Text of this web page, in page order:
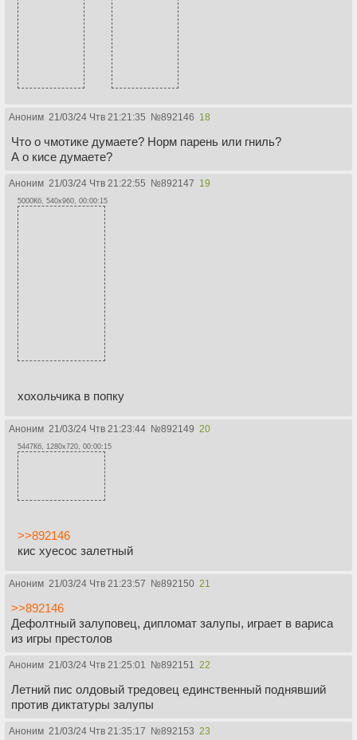
Аноним 21/03/24 Чтв 21:21:35 №892146 18
Что о чмотике думаете? Норм парень или гниль?
А о кисе думаете?
Аноним 21/03/24 Чтв 21:22:55 №892147 19
5000Кб, 540x960, 00:00:15
хохольчика в попку
Аноним 21/03/24 Чтв 21:23:44 №892149 20
5447Кб, 1280x720, 00:00:15
>>892146
кис хуесос залетный
Аноним 21/03/24 Чтв 21:23:57 №892150 21
>>892146
Дефолтный залуповец, дипломат залупы, играет в вариса
из игры престолов
Аноним 21/03/24 Чтв 21:25:01 №892151 22
Летний пис олдовый тредовец единственный поднявший
против диктатуры залупы
Аноним 21/03/24 Чтв 21:35:17 №892153 23